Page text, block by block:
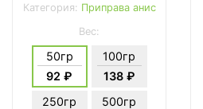
Категория: Приправа анис
Вес:
50гр
92 ₽
100гр
138 ₽
250гр
500гр